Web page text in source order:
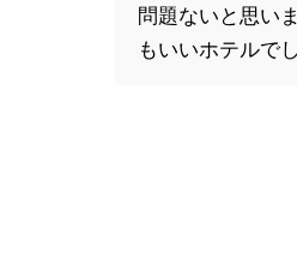
問題ないと思い
もいいホテルでし